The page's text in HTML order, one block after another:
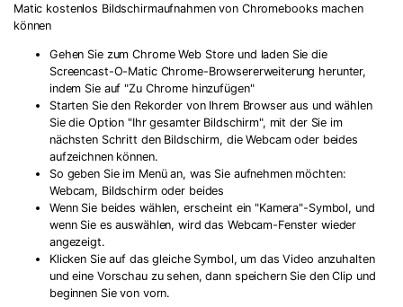
Matic kostenlos Bildschirmaufnahmen von Chromebooks machen
können
Gehen Sie zum Chrome Web Store und laden Sie die
Screencast-O-Matic Chrome-Browsererweiterung herunter,
indem Sie auf "Zu Chrome hinzufügen"
Starten Sie den Rekorder von Ihrem Browser aus und wählen
Sie die Option "Ihr gesamter Bildschirm", mit der Sie im
nächsten Schritt den Bildschirm, die Webcam oder beides
aufzeichnen können.
So geben Sie im Menü an, was Sie aufnehmen möchten:
Webcam, Bildschirm oder beides
Wenn Sie beides wählen, erscheint ein "Kamera"-Symbol, und
wenn Sie es auswählen, wird das Webcam-Fenster wieder
angezeigt.
Klicken Sie auf das gleiche Symbol, um das Video anzuhalten
und eine Vorschau zu sehen, dann speichern Sie den Clip und
beginnen Sie von vorn.